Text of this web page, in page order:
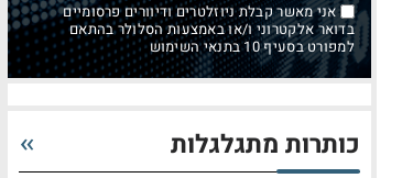
אני מאשר קבלת ניוזלטרים ודיוורים פרסומיים
בדואר אלקטרוני ו/או באמצעות הסלולר בהתאם
למפורט בסעיף 10 בתנאי השימוש
כותרות מתגלגלות